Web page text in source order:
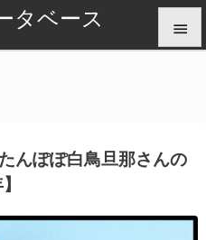
タベース 


んぽぽ白鳥旦那さんの